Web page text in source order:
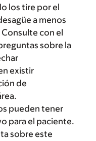
los tire por el
a menos
con el
sobre la
existir
de
pueden tener
para el paciente.
sobre este